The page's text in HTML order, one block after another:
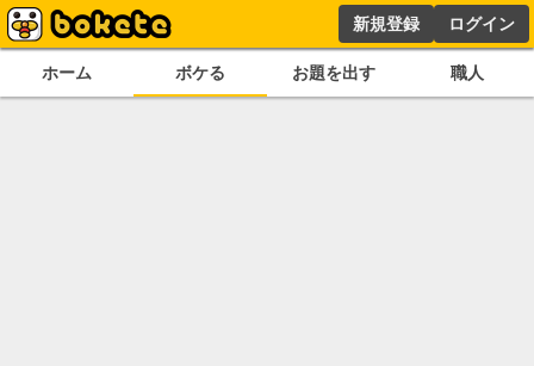
新規登録 ログイン
ホーム ボケる お題を出す 職人